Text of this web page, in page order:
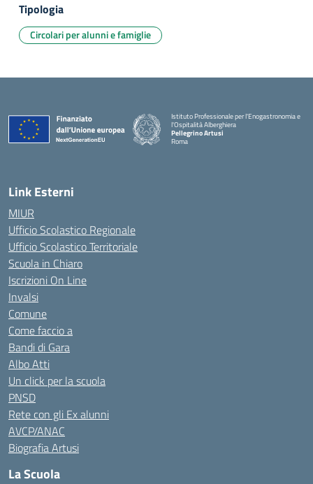
Tipologia
Circolari per alunni e famiglie
Istituto Professionale per l'Enogastronomia e
l'Ospitalità Alberghiera
Pellegrino Artusi
Roma
Link Esterni
MIUR
Ufficio Scolastico Regionale
Ufficio Scolastico Territoriale
Scuola in Chiaro
Iscrizioni On Line
Invalsi
Comune
Come faccio a
Bandi di Gara
Albo Atti
Un click per la scuola
PNSD
Rete con gli Ex alunni
AVCP/ANAC
Biografia Artusi
La Scuola